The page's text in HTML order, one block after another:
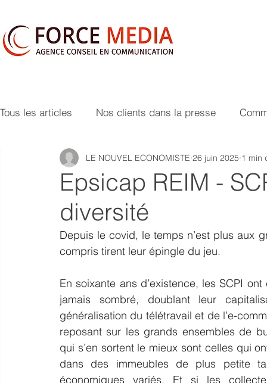
Tous les articles Nos clients dans la presse
Epsicap REIM -
diversité
LE NOUVEL ECONOMISTE 26 juin 2025 1 min
Depuis le covid, le temps n’est plus aux
compris tirent leur épingle du jeu.
En soixante ans d’existence, les SCPI
jamais sombré, doublant leur
généralisation du télétravail et de l’e-
reposant sur les grands ensembles de
qui s’en sortent le mieux sont celles qui
dans des immeubles de plus petite
économiques variés. Et si les